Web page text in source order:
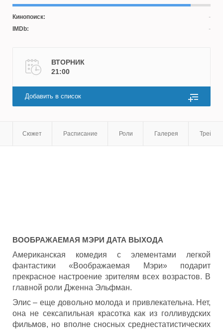
Кинопоиск:
IMDb:
ВТОРНИК
21:00
Добавить в список
Сюжет Расписание Роли Галерея
ВООБРАЖАЕМАЯ МЭРИ ДАТА ВЫХОДА
Американская комедия с элементами легкой
фантастики «Воображаемая Мэри» подарит
прекрасное настроение зрителям всех возрастов. В
главной роли Дженна Эльфман.
Элис – еще довольно молода и привлекательна. Нет,
она не сексапильная красотка как из голливудских
фильмов, но вполне сносных среднестатистических